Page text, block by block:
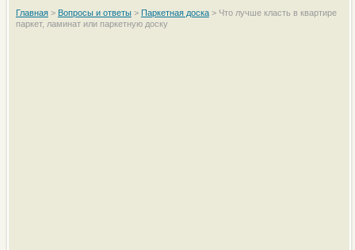
Главная> Вопросы и ответы> Паркетная доска> Что лучше класть в квартире
паркет, ламинат или паркетную доску